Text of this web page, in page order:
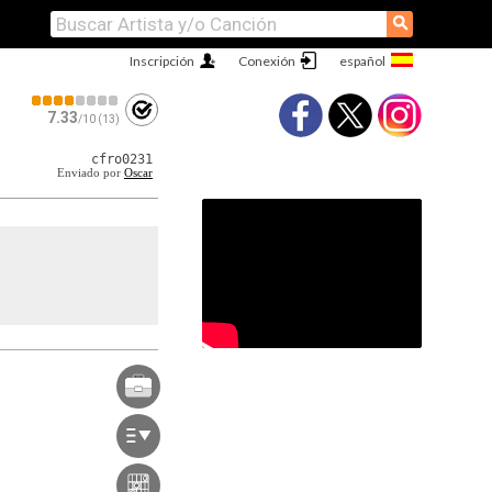
⚲
Conexión
Inscripción
7.33/10 (13)
cfro0231
Enviado por Oscar